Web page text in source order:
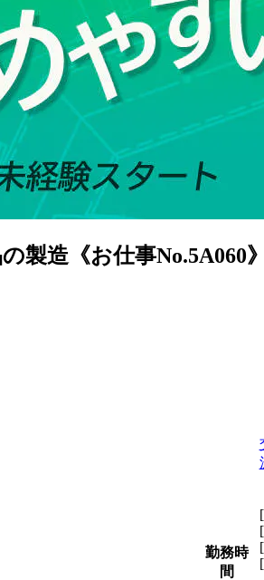
製造《お仕事No.5A060
勤務時
間